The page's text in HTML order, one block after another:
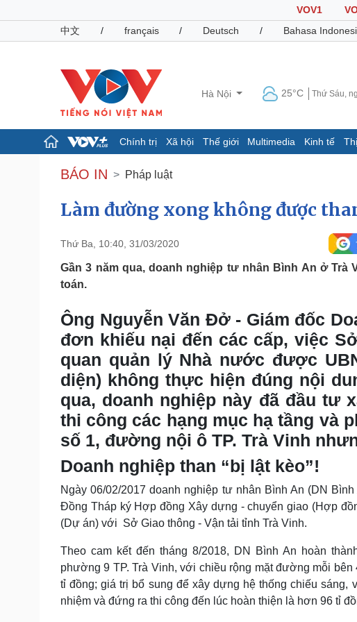
VOV1
中文
/ français / Deutsch / Bahasa
Hà Nội 25°C Thứ Sáu,
Chính trị Xã hội Thế giới Multimedia Kinh tế
Chính trị
Tổ chức nhân sự
Quốc hội
Dự báo thời tiết
Giáo dục
Biển đảo
Hồ
Pháp luật
Tin nóng
Tư vấn luật
Việt Nam
Phân tích
Sức khỏe
Dinh dưỡng - món ngon
Cây thuốc
Sản phụ khoa
Nhi khoa
Nam khoa
Làm đẹp - giảm cân
Phòng mạch online
Ăn sạch sống khỏe
Đời sống
Nhà đẹp
Blog
Tình yêu - Gia đình
Văn
Di
Cải chính
BÁO IN Pháp luật
Làm đường xong không được
Thứ Ba, 10:40, 31/03/2020
Gần 3 năm qua, doanh nghiệp tư nhân Bình An ở
toán.
Ông Nguyễn Văn Đở - Giám đốc
đơn khiếu nại đến các cấp, việc
quan quản lý Nhà nước được
diện) không thực hiện đúng nội
qua, doanh nghiệp này đã đầu tư
thi công các hạng mục hạ tầng và
số 1, đường nội ô TP. Trà Vinh
Doanh nghiệp than “bị lật kèo”!
Ngày 06/02/2017 doanh nghiệp tư nhân Bình An (DN
Đồng Tháp ký Hợp đồng Xây dựng - chuyển giao (Hợp
(Dự án) với Sở Giao thông - Vận tải tỉnh Trà Vinh.
Theo cam kết đến tháng 8/2018, DN Bình An hoàn
phường 9 TP. Trà Vinh, với chiều rộng mặt đường mỗi
tỉ đồng; giá trị bổ sung để xây dựng hệ thống chiếu
nhiệm và đứng ra thi công đến lúc hoàn thiện là hơn 96 tỉ